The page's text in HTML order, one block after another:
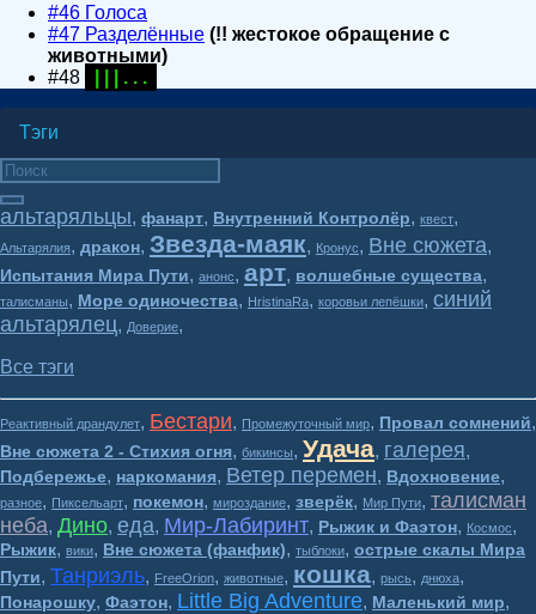
#46 Голоса
#47 Разделённые (!! жестокое обращение с
животными)
#48
| | | . . .
Тэги
альтаряльцы, фанарт, Внутренний Контролёр, квест,
Альтарялия, дракон, Звезда-маяк, Кронус, Вне сюжета,
Испытания Мира Пути, анонс, арт, волшебные существа,
талисманы, Море одиночества, HristinaRa, коровьи лепёшки, синий
альтарялец, Доверие,
Все тэги
Реактивный драндулет, Бестари, Промежуточный мир, Провал сомнений,
Вне сюжета 2 - Стихия огня, бикинсы, Удача, галерея,
Подбережье, наркомания, Ветер перемен, Вдохновение,
разное, Пиксельарт, покемон, мироздание, зверёк, Мир Пути, талисман
неба, Дино, еда, Мир-Лабиринт, Рыжик и Фаэтон, Космос,
Рыжик, вики, Вне сюжета (фанфик), тыблоки, острые скалы Мира
Пути, Танриэль, FreeOrion, животные, кошка, рысь, днюха,
Понарошку, Фаэтон, Little Big Adventure, Маленький мир,